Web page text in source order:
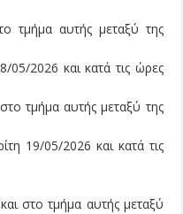
τμήμα αυτής μεταξύ της
2026 και κατά τις ώρες
τμήμα αυτής μεταξύ της
19/05/2026 και κατά τις
στο τμήμα αυτής μεταξύ